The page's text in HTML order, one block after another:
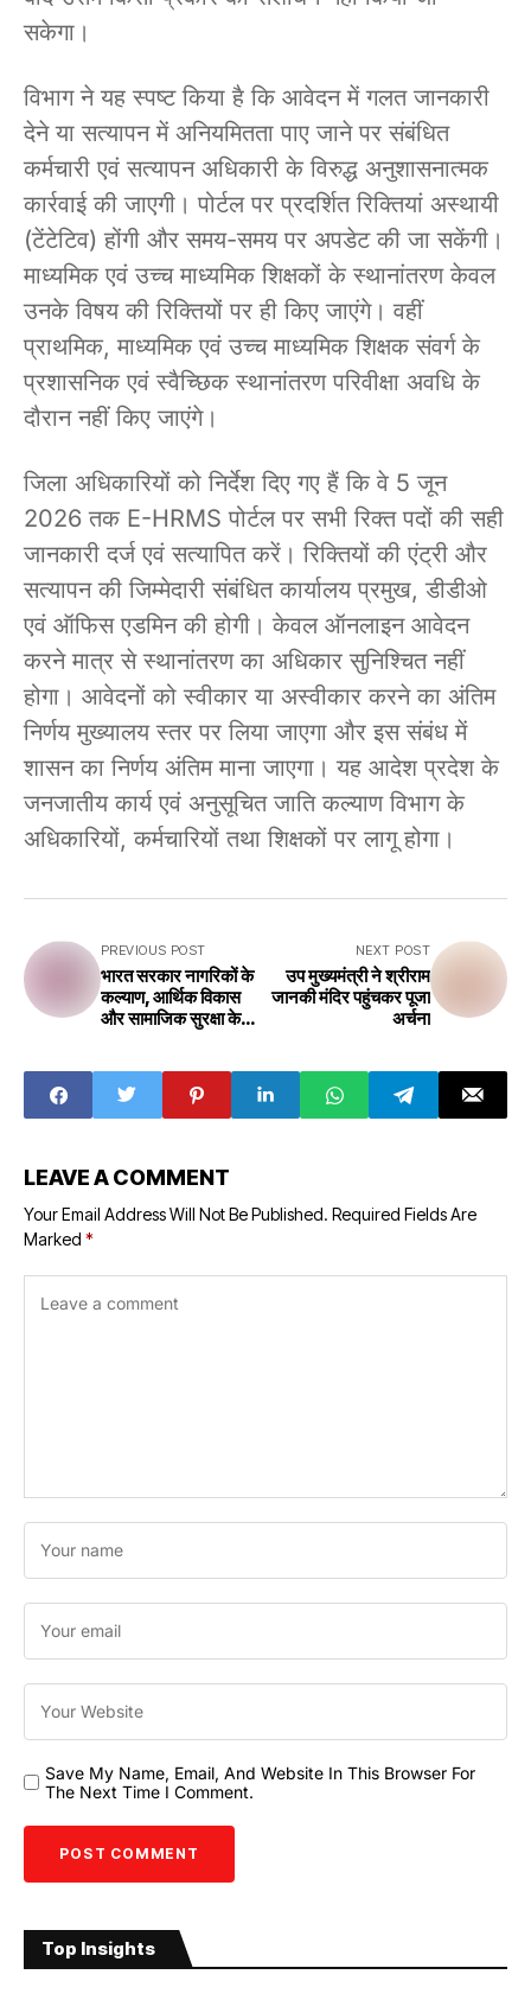
सकेगा।
विभाग ने यह स्पष्ट किया है कि आवेदन में गलत जानकारी
देने या सत्यापन में अनियमितता पाए जाने पर संबंधित
कर्मचारी एवं सत्यापन अधिकारी के विरुद्ध अनुशासनात्मक
कार्रवाई की जाएगी। पोर्टल पर प्रदर्शित रिक्तियां अस्थायी
(टेंटेटिव) होंगी और समय-समय पर अपडेट की जा सकेंगी।
माध्यमिक एवं उच्च माध्यमिक शिक्षकों के स्थानांतरण केवल
उनके विषय की रिक्तियों पर ही किए जाएंगे। वहीं
प्राथमिक, माध्यमिक एवं उच्च माध्यमिक शिक्षक संवर्ग के
प्रशासनिक एवं स्वैच्छिक स्थानांतरण परिवीक्षा अवधि के
दौरान नहीं किए जाएंगे।
जिला अधिकारियों को निर्देश दिए गए हैं कि वे 5 जून
2026 तक E-HRMS पोर्टल पर सभी रिक्त पदों की सही
जानकारी दर्ज एवं सत्यापित करें। रिक्तियों की एंट्री और
सत्यापन की जिम्मेदारी संबंधित कार्यालय प्रमुख, डीडीओ
एवं ऑफिस एडमिन की होगी। केवल ऑनलाइन आवेदन
करने मात्र से स्थानांतरण का अधिकार सुनिश्चित नहीं
होगा। आवेदनों को स्वीकार या अस्वीकार करने का अंतिम
निर्णय मुख्यालय स्तर पर लिया जाएगा और इस संबंध में
शासन का निर्णय अंतिम माना जाएगा। यह आदेश प्रदेश के
जनजातीय कार्य एवं अनुसूचित जाति कल्याण विभाग के
अधिकारियों, कर्मचारियों तथा शिक्षकों पर लागू होगा।
PREVIOUS POST
भारत सरकार नागरिकों के
कल्याण, आर्थिक विकास
और सामाजिक सुरक्षा के
NEXT POST
उप मुख्यमंत्री ने श्रीराम
जानकी मंदिर पहुंचकर पूजा
अर्चना
LEAVE A COMMENT
Your Email Address Will Not Be Published. Required Fields Are
Marked *
Save My Name, Email, And Website In This Browser For
The Next Time I Comment.
Top Insights